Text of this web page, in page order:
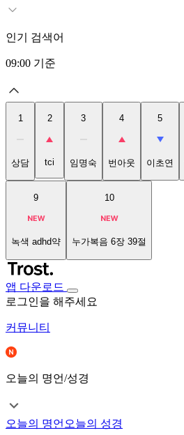
인기 검색어
09:00 기준
1
상담
2
tci
3
임명숙
4
번아웃
5
이초연
9
녹색 adhd약
10
누가복음 6장 39절
앱 다운로드
로그인을 해주세요
커뮤니티
오늘의 명언/성경
오늘의 명언 오늘의 성경